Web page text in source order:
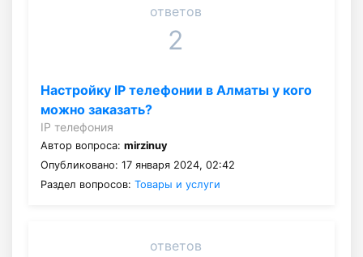
ответов
2
Настройку IP телефонии в Алматы у кого
можно заказать?
IP телефония
Автор вопроса: mirzinuy
Опубликовано: 17 января 2024, 02:42
Раздел вопросов: Товары и услуги
ответов